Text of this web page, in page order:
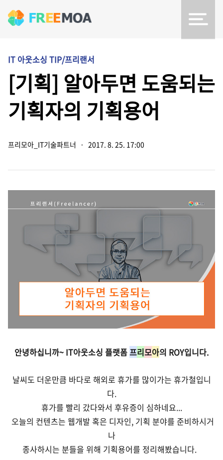
IT 아웃소싱 TIP/프리랜서
[기획] 알아두면 도움되는
기획자의 기획용어
프리모아_IT기술파트너 · 2017. 8. 25. 17:00
안녕하십니까~ IT아웃소싱 플랫폼프리모아의 ROY입니다.
날씨도 더운만큼 바다로 해외로 휴가를 많이가는 휴가철입니
다.
휴가를 빨리 갔다와서 후유증이 심하네요...
오늘의 컨텐츠는 웹개발 혹은 디자인, 기획 분야를 준비하시거
나
종사하시는 분들을 위해 기획용어를 정리해봤습니다.